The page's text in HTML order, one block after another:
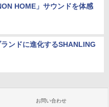
HOME」サウンドを体感
ンドに進化するSHANLING
お問い合わせ